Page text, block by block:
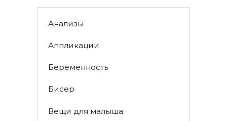
Анализы
Аппликации
Беременность
Бисер
Вещи для малыша